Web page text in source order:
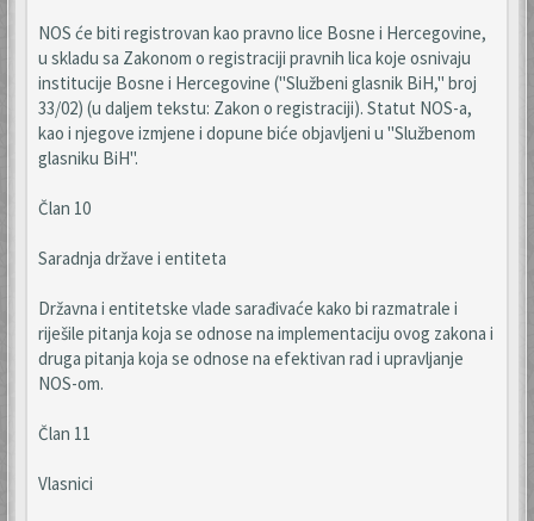
NOS će biti registrovan kao pravno lice Bosne i Hercegovine,
u skladu sa Zakonom o registraciji pravnih lica koje osnivaju
institucije Bosne i Hercegovine ("Službeni glasnik BiH," broj
33/02) (u daljem tekstu: Zakon o registraciji). Statut NOS-a,
kao i njegove izmjene i dopune biće objavljeni u "Službenom
glasniku BiH".
Član 10
Saradnja države i entiteta
Državna i entitetske vlade sarađivaće kako bi razmatrale i
riješile pitanja koja se odnose na implementaciju ovog zakona i
druga pitanja koja se odnose na efektivan rad i upravljanje
NOS-om.
Član 11
Vlasnici